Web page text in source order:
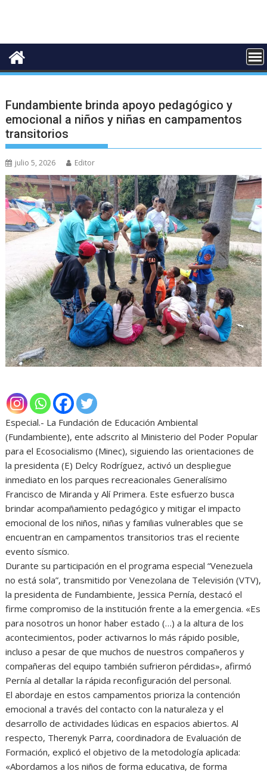
Fundambiente brinda apoyo pedagógico y
emocional a niños y niñas en campamentos
transitorios
julio 5, 2026 Editor
Especial.- La Fundación de Educación Ambiental
(Fundambiente), ente adscrito al Ministerio del Poder Popular
para el Ecosocialismo (Minec), siguiendo las orientaciones de
la presidenta (E) Delcy Rodríguez, activó un despliegue
inmediato en los parques recreacionales Generalísimo
Francisco de Miranda y Alí Primera. Este esfuerzo busca
brindar acompañamiento pedagógico y mitigar el impacto
emocional de los niños, niñas y familias vulnerables que se
encuentran en campamentos transitorios tras el reciente
evento sísmico.
Durante su participación en el programa especial “Venezuela
no está sola”, transmitido por Venezolana de Televisión (VTV),
la presidenta de Fundambiente, Jessica Pernía, destacó el
firme compromiso de la institución frente a la emergencia. «Es
para nosotros un honor haber estado (…) a la altura de los
acontecimientos, poder activarnos lo más rápido posible,
incluso a pesar de que muchos de nuestros compañeros y
compañeras del equipo también sufrieron pérdidas», afirmó
Pernía al detallar la rápida reconfiguración del personal.
El abordaje en estos campamentos prioriza la contención
emocional a través del contacto con la naturaleza y el
desarrollo de actividades lúdicas en espacios abiertos. Al
respecto, Therenyk Parra, coordinadora de Evaluación de
Formación, explicó el objetivo de la metodología aplicada:
«Abordamos a los niños de forma educativa, de forma